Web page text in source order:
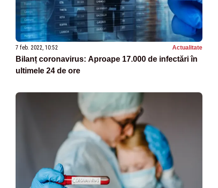
7 feb. 2022, 10:52 Actualitate
Bilanț coronavirus: Aproape 17.000 de infectări în
ultimele 24 de ore